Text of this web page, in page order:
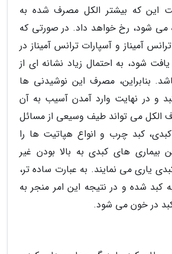
این که بیشتر الکل مصرف شده به
می شود، رخ خواهد داد. در صورتی که
آمیناز و آسپارات ترانس آمیناز در
شود، به احتمال زیاد نشانه ای از
بنابراین، مصرف این نوشیدنی ها
و در نهایت وارد آمدن آسیب به آن
می تواند طیف وسیعی از مسائل
کبد چرب و انواع هپاتیت ها را
بیماری های کبدی به بالا بودن غیر
یاری می نمایند. به عبارت ساده تر،
کبد شده و در نتیجه این امر منجر به
در خون می شود.